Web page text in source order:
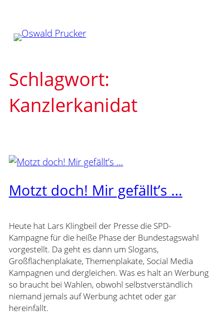
springen
Schlagwort:
Kanzlerkanidat
Motzt doch! Mir gefällt’s …
Heute hat Lars Klingbeil der Presse die SPD-
Kampagne für die heiße Phase der Bundestagswahl
vorgestellt. Da geht es dann um Slogans,
Großflächenplakate, Themenplakate, Social Media
Kampagnen und dergleichen. Was es halt an Werbung
so braucht bei Wahlen, obwohl selbstverständlich
niemand jemals auf Werbung achtet oder gar
hereinfällt.